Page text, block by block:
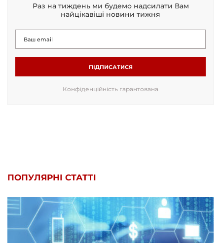
Раз на тиждень ми будемо надсилати Вам
найцікавіші новини тижня
ПІДПИСАТИСЯ
Конфіденційність гарантована
ПОПУЛЯРНІ СТАТТІ